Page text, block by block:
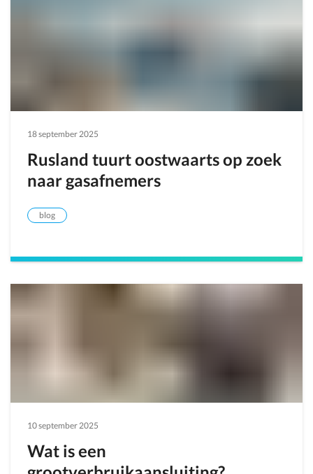
18 september 2025
Rusland tuurt oostwaarts op zoek
naar gasafnemers
blog
10 september 2025
Wat is een